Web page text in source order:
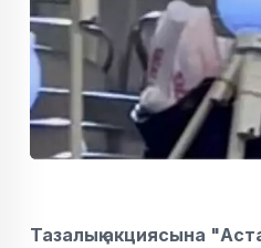
Тазалық акциясына